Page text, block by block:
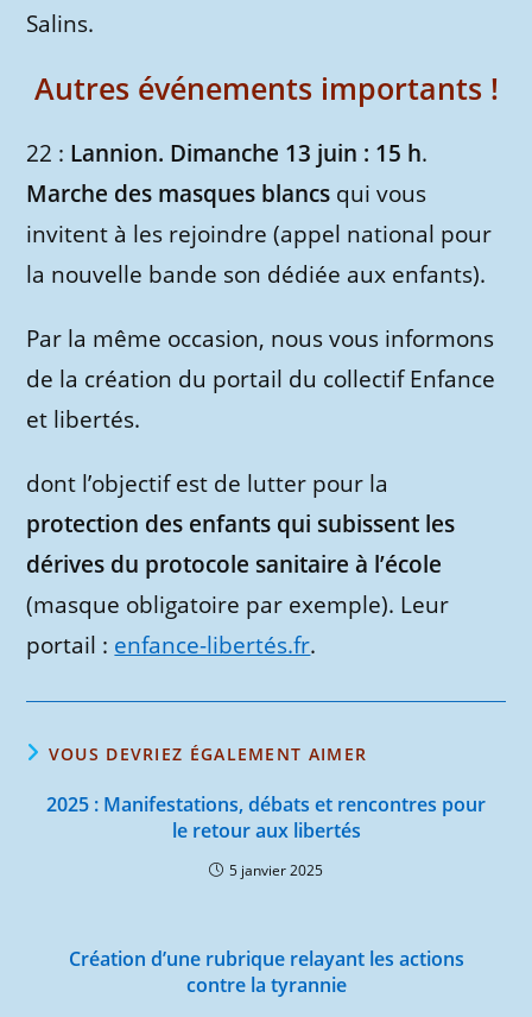
Salins.
Autres événements importants !
22 : Lannion. Dimanche 13 juin : 15 h.
Marche des masques blancs qui vous
invitent à les rejoindre (appel national pour
la nouvelle bande son dédiée aux enfants).
Par la même occasion, nous vous informons
de la création du portail du collectif Enfance
et libertés.
dont l’objectif est de lutter pour la
protection des enfants qui subissent les
dérives du protocole sanitaire à l’école
(masque obligatoire par exemple). Leur
portail : enfance-libertés.fr.
VOUS DEVRIEZ ÉGALEMENT AIMER
2025 : Manifestations, débats et rencontres pour
le retour aux libertés
5 janvier 2025
Création d’une rubrique relayant les actions
contre la tyrannie